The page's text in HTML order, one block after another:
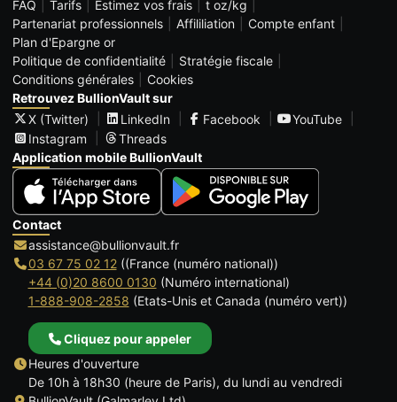
FAQ
Tarifs Estimez vos frais
t oz/kg
Partenariat professionnels
Affililiation
Compte enfant
Plan d'Epargne or
Politique de confidentialité
Stratégie fiscale
Conditions générales
Cookies
Retrouvez BullionVault sur
X (Twitter)
LinkedIn Facebook
YouTube
Instagram
Threads
Application mobile BullionVault
Contact
assistance@bullionvault.fr
03 67 75 02 12((France (numéro national))
+44 (0)20 8600 0130 (Numéro international)
1-888-908-2858 (Etats-Unis et Canada (numéro vert))
Cliquez pour appeler
Heures d'ouverture
De 10h à 18h30 (heure de Paris), du lundi au vendredi